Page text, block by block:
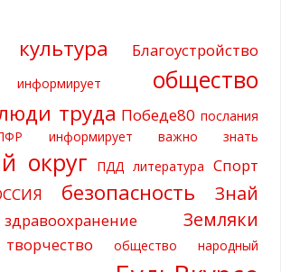
культура Благоустройство
общество
труда Победе80 послания
информирует важно знать
округ ПДД литература Спорт
безопасность
Знай
здравоохранение
Земляки
творчество общество
народный